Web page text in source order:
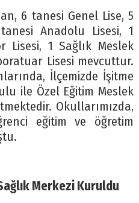
6 tanesi Genel Lise, 5
Anadolu Lisesi, 1
1 Sağlık Meslek
Lisesi mevcuttur.
İlçemizde İşitme
ile Özel Eğitim Meslek
Okullarımızda,
eğitim ve öğretim
Merkezi Kuruldu